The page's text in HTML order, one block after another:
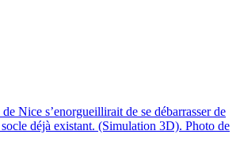
Nice s’enorgueillirait de se débarrasser de
déjà existant. (Simulation 3D). Photo de